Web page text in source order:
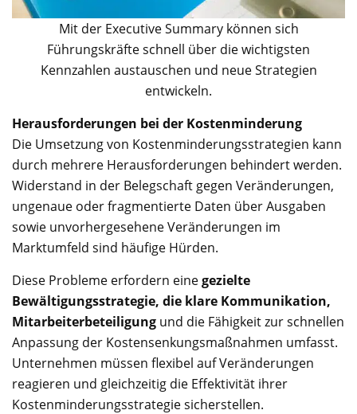
Mit der Executive Summary können sich
Führungskräfte schnell über die wichtigsten
Kennzahlen austauschen und neue Strategien
entwickeln.
Herausforderungen bei der Kostenminderung
Die Umsetzung von Kostenminderungsstrategien kann
durch mehrere Herausforderungen behindert werden.
Widerstand in der Belegschaft gegen Veränderungen,
ungenaue oder fragmentierte Daten über Ausgaben
sowie unvorhergesehene Veränderungen im
Marktumfeld sind häufige Hürden.
Diese Probleme erfordern einegezielte
Bewältigungsstrategie, die klare Kommunikation,
Mitarbeiterbeteiligung und die Fähigkeit zur schnellen
Anpassung der Kostensenkungsmaßnahmen umfasst.
Unternehmen müssen flexibel auf Veränderungen
reagieren und gleichzeitig die Effektivität ihrer
Kostenminderungsstrategie sicherstellen.